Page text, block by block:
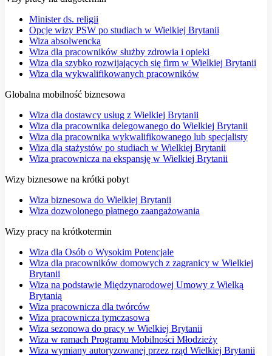
Minister ds. religii
Opcje wizy PSW po studiach w Wielkiej Brytanii
Wiza absolwencka
Wiza dla pracowników służby zdrowia i opieki
Wiza dla szybko rozwijających się firm w Wielkiej Brytanii
Wiza dla wykwalifikowanych pracowników
Globalna mobilność biznesowa
Wiza dla dostawcy usług z Wielkiej Brytanii
Wiza dla pracownika delegowanego do Wielkiej Brytanii
Wiza dla pracownika wykwalifikowanego lub specjalisty
Wiza dla stażystów po studiach w Wielkiej Brytanii
Wiza pracownicza na ekspansję w Wielkiej Brytanii
Wizy biznesowe na krótki pobyt
Wiza biznesowa do Wielkiej Brytanii
Wiza dozwolonego płatnego zaangażowania
Wizy pracy na krótkotermin
Wiza dla Osób o Wysokim Potencjale
Wiza dla pracowników domowych z zagranicy w Wielkiej
Brytanii
Wiza na podstawie Międzynarodowej Umowy z Wielką
Brytanią
Wiza pracownicza dla twórców
Wiza pracownicza tymczasowa
Wiza sezonowa do pracy w Wielkiej Brytanii
Wiza w ramach Programu Mobilności Młodzieży
Wiza wymiany autoryzowanej przez rząd Wielkiej Brytanii